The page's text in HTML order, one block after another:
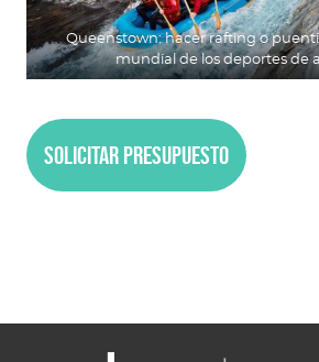
Queenstown: hacer rafting o
mundial de los deportes de
Solicitar presupuesto